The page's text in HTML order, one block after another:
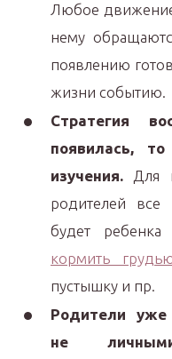
Любое
нему
появлению
жизни событию.
Стратегия
появилась,
изучения. Для
родителей все
будет ребенка
кормить
пустышку и пр.
Родители уже
не